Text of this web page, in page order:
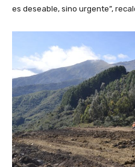
es deseable, sino urgente”,